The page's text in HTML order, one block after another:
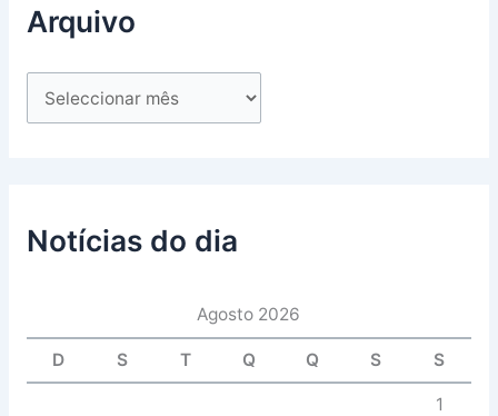
Arquivo
Notícias do dia
Agosto 2026
D S T Q Q S S
1